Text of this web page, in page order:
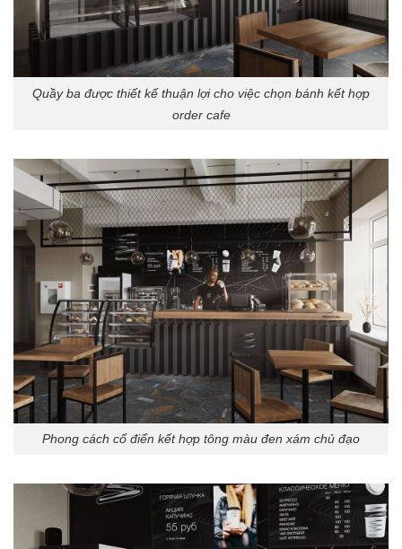
Quầy ba được thiết kế thuận lợi cho việc chọn bánh kết hợp
order cafe
Phong cách cổ điển kết hợp tông màu đen xám chủ đạo